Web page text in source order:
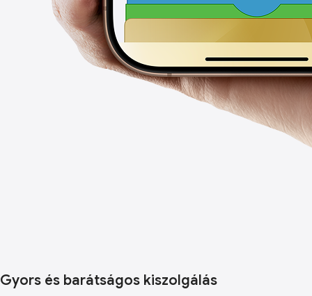
Gyors és barátságos kiszolgálás